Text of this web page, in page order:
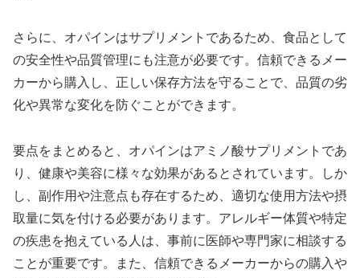
さらに、オパインはサプリメントであるため、食品として
の安全性や品質管理にも注意が必要です。信頼できるメー
カーから購入し、正しい保存方法を守ることで、品質の劣
化や異常な変化を防ぐことができます。
要点をまとめると、オパインはアミノ酸サプリメントであ
り、健康や美容に様々な効果があるとされています。しか
し、副作用や注意点も存在するため、適切な使用方法や摂
取量に気を付ける必要があります。アレルギー体質や特定
の疾患を抱えている人は、事前に医師や専門家に相談する
ことが重要です。また、信頼できるメーカーからの購入や